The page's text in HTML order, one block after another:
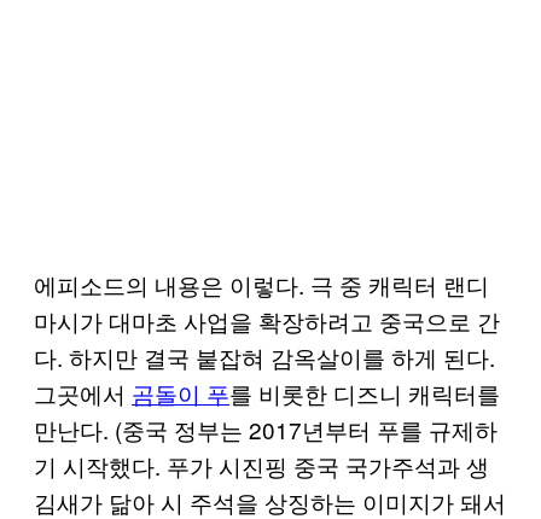
에피소드의 내용은 이렇다. 극 중 캐릭터 랜디
마시가 대마초 사업을 확장하려고 중국으로 간
다. 하지만 결국 붙잡혀 감옥살이를 하게 된다.
그곳에서 곰돌이 푸를 비롯한 디즈니 캐릭터를
만난다. (중국 정부는 2017년부터 푸를 규제하
기 시작했다. 푸가 시진핑 중국 국가주석과 생
김새가 닮아 시 주석을 상징하는 이미지가 돼서